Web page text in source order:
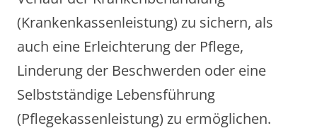
(Krankenkassenleistung) zu sichern, als
auch eine Erleichterung der Pflege,
Linderung der Beschwerden oder eine
Selbstständige Lebensführung
(Pflegekassenleistung) zu ermöglichen.